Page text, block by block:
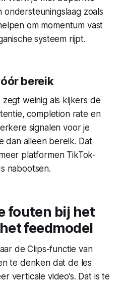
zoals
om momentum vast
systeem rijpt.
bereik
weinig als kijkers de
completion rate en
signalen voor je
dan alleen bereik. Dat
platformen TikTok-
nabootsen.
fouten bij het
feedmodel
de Clips-functie van
te denken dat de les
verticale video’s. Dat is te